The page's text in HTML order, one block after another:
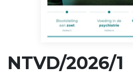
NTVD/2026/1